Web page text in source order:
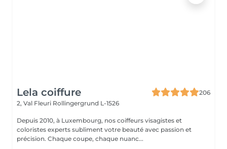
Lela coiffure
206
2, Val Fleuri Rollingergrund L-1526
Depuis 2010, à Luxembourg, nos coiffeurs visagistes et
coloristes experts subliment votre beauté avec passion et
précision. Chaque coupe, chaque nuanc...